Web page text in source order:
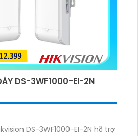
DS-3WF1000-EI-2N
DS-3WF1000-EI-2N hỗ trợ